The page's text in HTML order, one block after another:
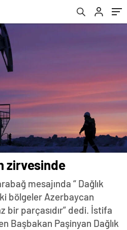
zirvesinde
mesajında “ Dağlık
bölgeler Azerbaycan
bir parçasıdır” dedi. İstifa
Başbakan Paşinyan Dağlık